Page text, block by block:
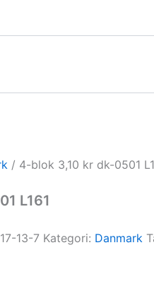
/ 4-blok 3,10 kr dk-0501
L161
13-7 Kategori: Danmark